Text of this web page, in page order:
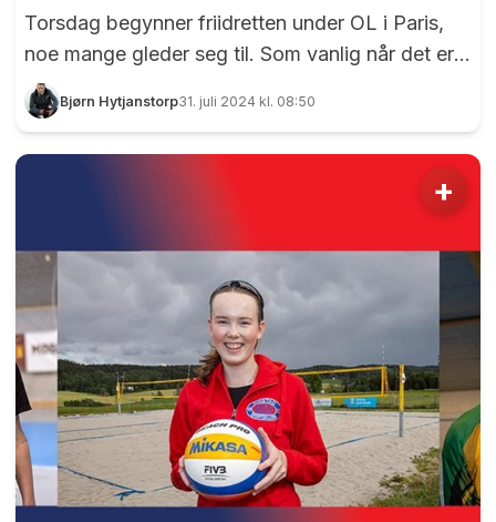
Torsdag begynner friidretten under OL i Paris,
noe mange gleder seg til. Som vanlig når det er
snakk om friidrett er det Jann Post som befinner
seg på kommentatorplass, og med seg har han
lengst fartstid i teamet er det Råholt-bosatte
Paris, men før avreise skal han debutere som
triatlon-kommentator. Foto: Bjørn Hytjanstorp
Bjørn Hytjanstorp31. juli 2024 kl. 08:50
+